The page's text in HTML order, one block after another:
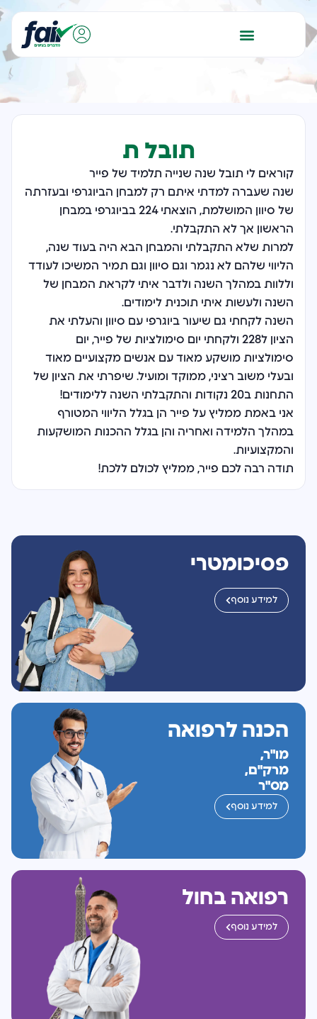
תובל ת
קוראים לי תובל שנה שנייה תלמיד של פייר
שנה שעברה למדתי איתם רק למבחן הביוגרפי ובעזרתה
של סיוון המושלמת, הוצאתי 224 בביוגרפי במבחן
הראשון אך לא התקבלתי.
למרות שלא התקבלתי והמבחן הבא היה בעוד שנה,
הליווי שלהם לא נגמר וגם סיוון וגם תמיר המשיכו לעודד
וללוות במהלך השנה ולדבר איתי לקראת המבחן של
השנה ולעשות איתי תוכנית לימודים.
השנה לקחתי גם שיעור ביוגרפי עם סיוון והעלתי את
הציון ל228 ולקחתי יום סימולציות של פייר, יום
סימולציות מושקע מאוד עם אנשים מקצועיים מאוד
ובעלי משוב רציני, ממוקד ומועיל. שיפרתי את הציון של
התחנות ב20 נקודות והתקבלתי השנה ללימודים!
אני באמת ממליץ על פייר הן בגלל הליווי המטורף
במהלך הלמידה ואחריה והן בגלל ההכנות המושקעות
והמקצועיות.
תודה רבה לכם פייר, ממליץ לכולם ללכת!
פסיכומטרי
למידע נוסף
הכנה לרפואה
מו"ר,
מרק"ם,
מס"ר
למידע נוסף
רפואה בחול
למידע נוסף